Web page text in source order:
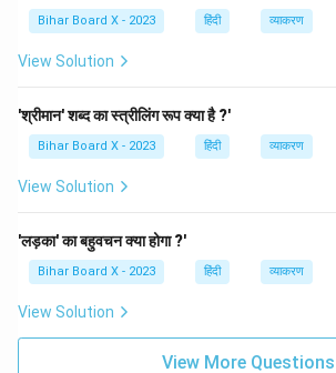
Bihar Board X - 2023 हिंदी व्याकरण
View Solution
'श्रीमान' शब्द का स्त्रीलिंग रूप क्या है ?'
Bihar Board X - 2023 हिंदी व्याकरण
View Solution
'लड़का' का बहुवचन क्या होगा ?'
Bihar Board X - 2023 हिंदी व्याकरण
View Solution
View More Questions